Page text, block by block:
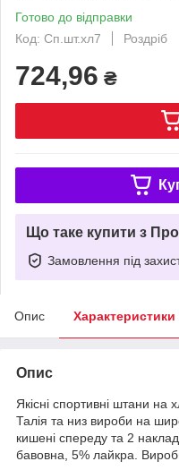
Готово до відправки
Код: Сп.шт.хл7
Роздріб
724,96 ₴
Що таке купити з
Замовлення під
Опис Характеристики
Опис
Якісні спортивні штани
Талія та низ вироби на
кишені спереду та 2
бавовна, 5% лайкра.